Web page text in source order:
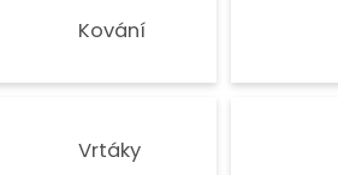
Kování
Vrtáky